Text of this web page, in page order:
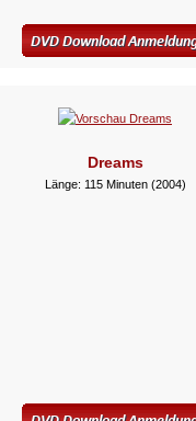
Dreams
Länge: 115 Minuten (2004)